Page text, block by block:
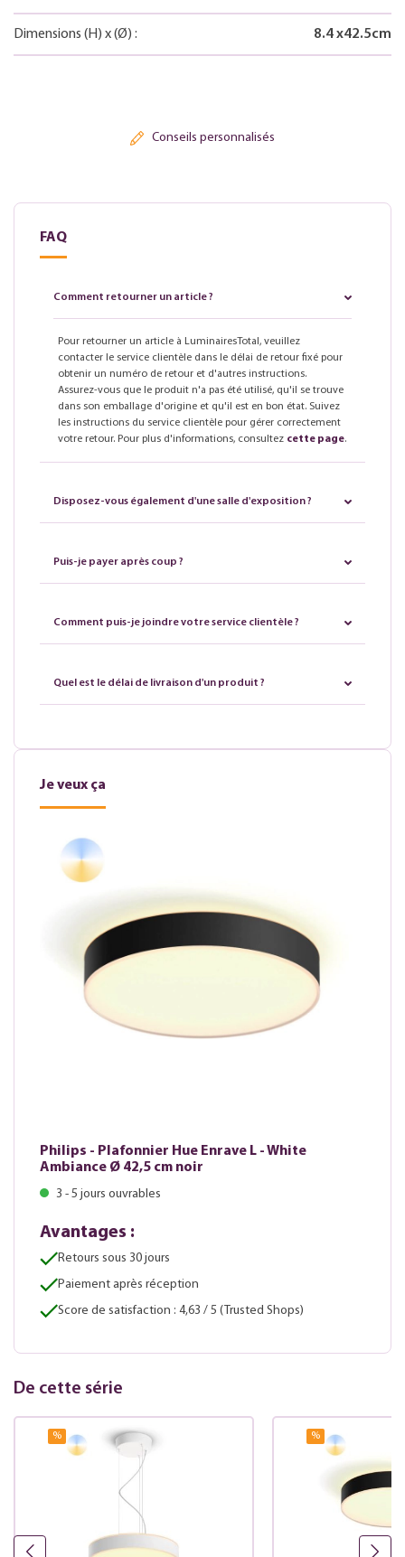
Dimensions (H) x(Ø) : 8.4x42.5cm
Conseils personnalisés
FAQ
Comment retourner un article ?
Pour retourner un article à LuminairesTotal, veuillez
contacter le service clientèle dans le délai de retour fixé pour
obtenir un numéro de retour et d'autres instructions.
Assurez-vous que le produit n'a pas été utilisé, qu'il se trouve
dans son emballage d'origine et qu'il est en bon état. Suivez
les instructions du service clientèle pour gérer correctement
votre retour. Pour plus d'informations, consultez cette page.
Disposez-vous également d'une salle d'exposition ?
Puis-je payer après coup ?
Comment puis-je joindre votre service clientèle ?
Quel est le délai de livraison d'un produit ?
Je veux ça
Philips - Plafonnier Hue Enrave L - White
Ambiance Ø 42,5 cm noir
3 - 5 jours ouvrables
Avantages :
Retours sous 30 jours
Paiement après réception
Score de satisfaction : 4,63 / 5 (Trusted Shops)
De cette série
% %